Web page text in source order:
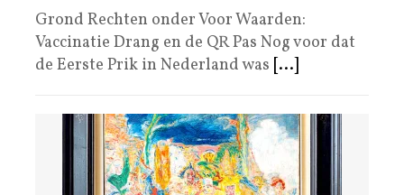
Grond Rechten onder Voor Waarden:
Vaccinatie Drang en de QR Pas Nog voor dat
de Eerste Prik in Nederland was [...]